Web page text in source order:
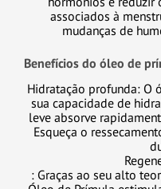
associados à
mudanças de
Benefícios do óleo de
Hidratação profunda: O
sua capacidade de
leve absorve
Esqueça o
: Graças ao seu alto